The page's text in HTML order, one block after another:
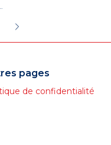
pages
de confidentialité